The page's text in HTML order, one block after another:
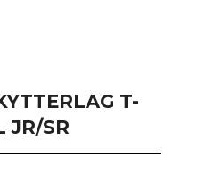
T-
JR/SR